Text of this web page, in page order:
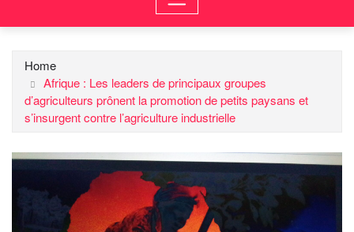
Home
Afrique : Les leaders de principaux groupes
d’agriculteurs prônent la promotion de petits paysans et
s’insurgent contre l’agriculture industrielle